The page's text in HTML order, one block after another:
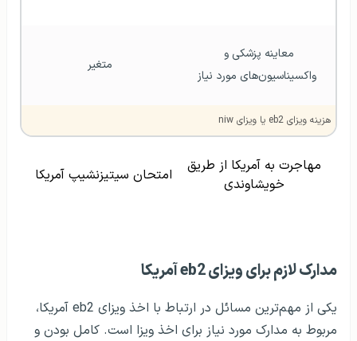
واکسیناسیون‌های مورد نیاز
متغیر
هزینه ویزای eb2 یا ویزای niw
مهاجرت به آمریکا از طریق
خویشاوندی
امتحان سیتیزنشیپ آمریکا
مدارک لازم برای ویزای eb2 آمریکا
یکی از مهم‌ترین مسائل در ارتباط با اخذ ویزای eb2 آمریکا،
مربوط به مدارک مورد نیاز برای اخذ ویزا است. کامل بودن و